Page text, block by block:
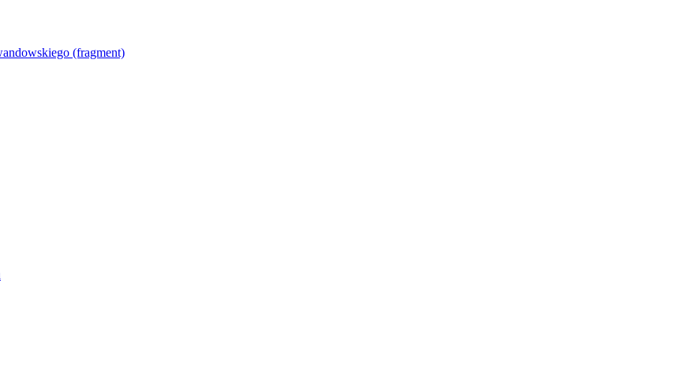
(fragment)